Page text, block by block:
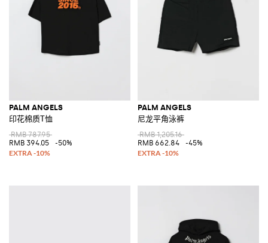
PALM ANGELS
印花棉质T恤
RMB 787.95
RMB 394.05
-50%
PALM ANGELS
尼龙平角泳裤
RMB 1,205.16
RMB 662.84
-45%